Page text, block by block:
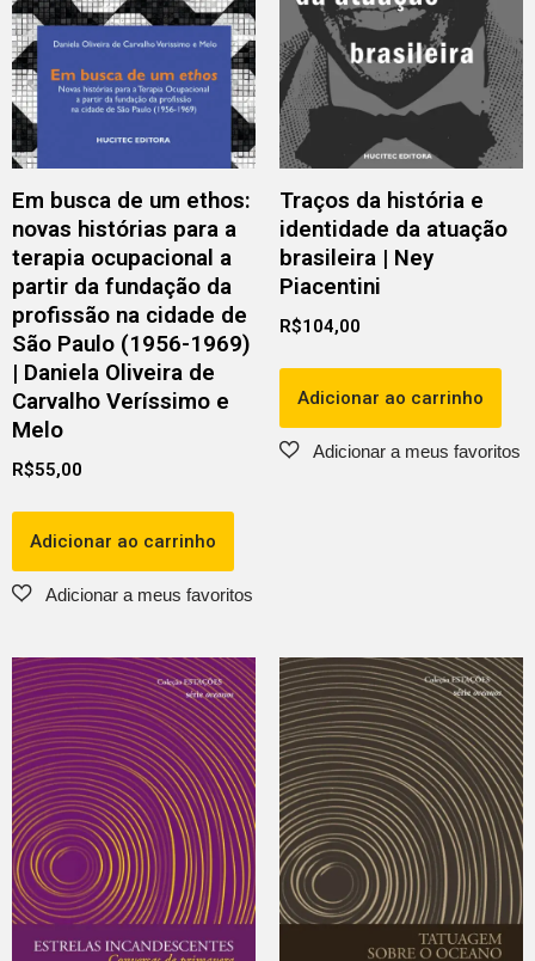
Em busca de um ethos:
novas histórias para a
terapia ocupacional a
partir da fundação da
profissão na cidade de
São Paulo (1956-1969)
| Daniela Oliveira de
Carvalho Veríssimo e
Melo
R$55,00
Adicionar ao carrinho
Traços da história e
identidade da atuação
brasileira | Ney
Piacentini
R$104,00
Adicionar ao carrinho